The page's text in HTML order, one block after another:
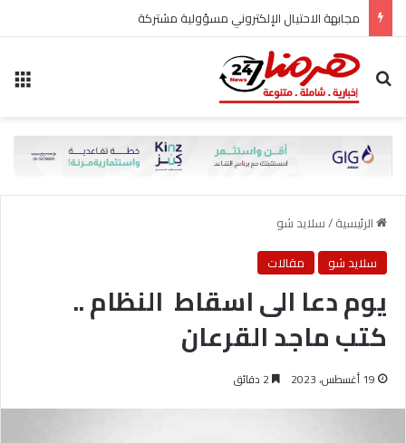
مجابهة الاحتيال الإلكتروني مسؤولية مشتركة
بحث عن
الرئيسية/سلايد شو
سلايد شو
مقالات
يوم دعا الى اسقاط النظام ..
كتب ماجد القرعان
19 أغسطس، 2023